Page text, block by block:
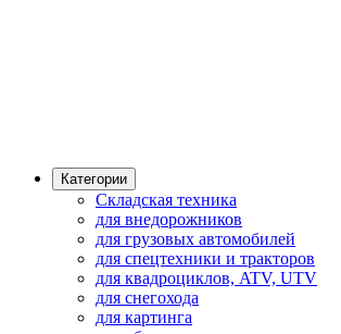
Категории
Складская техника
для внедорожников
для грузовых автомобилей
для спецтехники и тракторов
для квадроциклов, ATV, UTV
для снегохода
для картинга